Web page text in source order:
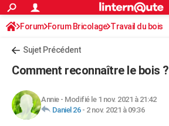
ACTUALITÉS
Politique
Société
Faits Divers
Education
Monde
Villes
+
Retraite
Impôts
Epargne
Immobilier
Risques naturels par ville
Banque
Assurance
Crédit
AUTO
S'inscrire
Connexion
Forum Forum Bricolage Travail du bois
Sujet Précédent
Comment reconnaître le bois ?
Annie- Modifié le 1 nov. 2021 à 21:42
Daniel 26- 2 nov. 2021 à 09:36